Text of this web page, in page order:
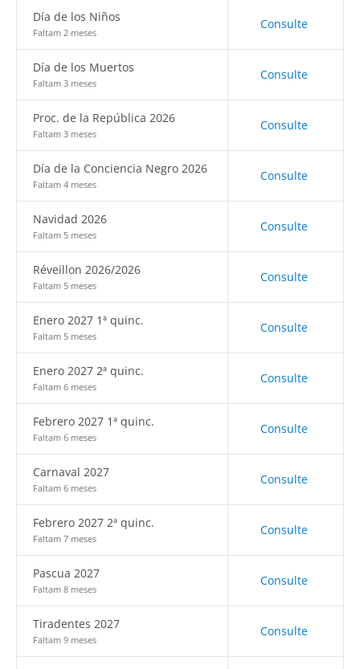
Día de los Niños
Faltam 2 meses
Consulte
Día de los Muertos
Faltam 3 meses
Consulte
Proc. de la República 2026
Faltam 3 meses
Consulte
Día de la Conciencia Negro 2026
Faltam 4 meses
Consulte
Navidad 2026
Faltam 5 meses
Consulte
Réveillon 2026/2026
Faltam 5 meses
Consulte
Enero 2027 1ª quinc.
Faltam 5 meses
Consulte
Enero 2027 2ª quinc.
Faltam 6 meses
Consulte
Febrero 2027 1ª quinc.
Faltam 6 meses
Consulte
Carnaval 2027
Faltam 6 meses
Consulte
Febrero 2027 2ª quinc.
Faltam 7 meses
Consulte
Pascua 2027
Faltam 8 meses
Consulte
Tiradentes 2027
Faltam 9 meses
Consulte